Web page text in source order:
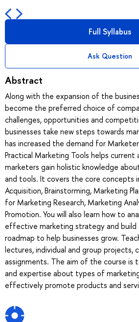
Full Syllabus
Ask Question
Abstract
Along with the expansion of the
become the preferred choice of
challenges, opportunities and
businesses take new steps towards
has increased the demand for
Practical Marketing Tools helps current
marketers gain holistic knowledge
and tools. It covers the core concepts
Acquisition, Brainstorming, Marketing
for Marketing Research, Marketing
Promotion. You will also learn how to
effective marketing strategy and build
roadmap to help businesses grow.
lectures, individual and group projects,
assignments. The aim of the course is
and expertise about types of
effectively promote products and